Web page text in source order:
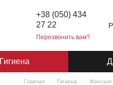
+38 (050) 434
27 22
Перезвонить вам?
Гигиена
Главная Гигиена Женские